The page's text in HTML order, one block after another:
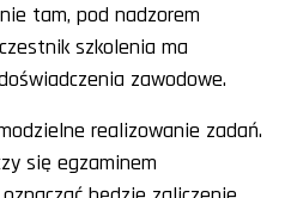
tam, pod nadzorem
szkolenia ma
zawodowe.
realizowanie zadań.
się egzaminem